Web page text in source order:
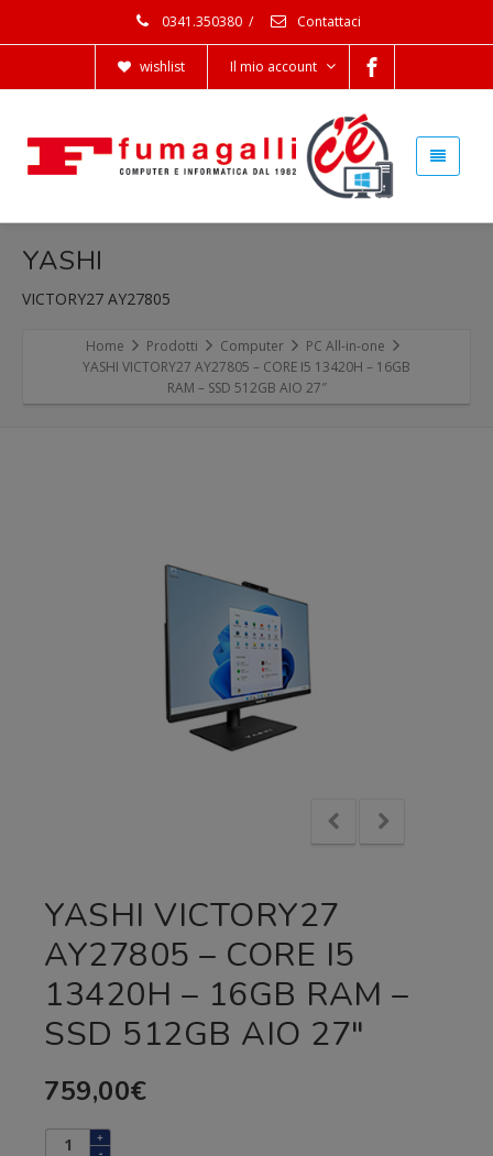
0341.350380 / Contattaci
wishlist Il mio account
YASHI
VICTORY27 AY27805
Home Prodotti Computer
PC All-in-one
YASHI VICTORY27 AY27805 – CORE I5 13420H – 16GB
RAM – SSD 512GB AIO 27″
YASHI VICTORY27
AY27805 – CORE I5
13420H – 16GB RAM –
SSD 512GB AIO 27″
759,00€